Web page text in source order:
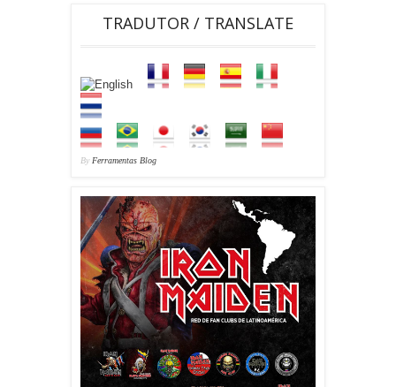
TRADUTOR / TRANSLATE
By Ferramentas Blog